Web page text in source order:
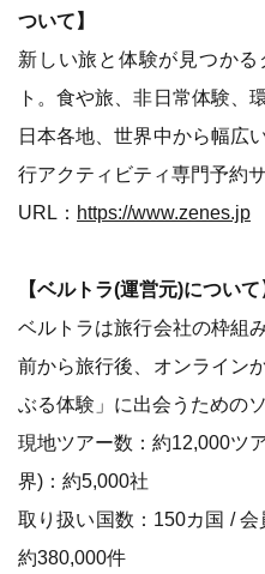
ついて】
新しい旅と体験が見つか
ト。食や旅、非日常体験、
日本各地、世界中から幅広
行アクティビティ専門予約
URL： https://www.zenes.jp
【ベルトラ(運営元)について
ベルトラは旅行会社の枠組
前から旅行後、オンライン
ぶる体験」に出会うための
現地ツアー数：約12,000ツ
界)：約5,000社
取り扱い国数：150カ国 / 会
約380,000件